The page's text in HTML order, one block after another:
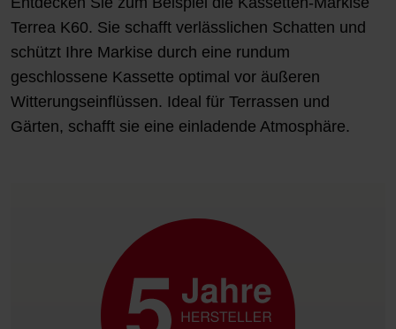
Terrea K60. Sie schafft verlässlichen Schatten und
schützt Ihre Markise durch eine rundum
geschlossene Kassette optimal vor äußeren
Witterungseinflüssen. Ideal für Terrassen und
Gärten, schafft sie eine einladende Atmosphäre.